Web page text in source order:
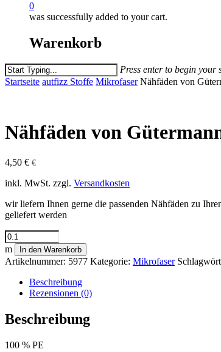
0
was successfully added to your cart.
Warenkorb
Press enter to begin your
Close
Startseite autfizz Stoffe Mikrofaser Nähfäden von
Nähfäden von
4,50 € €
inkl. MwSt. zzgl. Versandkosten
wir liefern Ihnen gerne die passenden Nähfäden zu
geliefert werden
Nähfäden
von
Gütermann
Menge
m In den Warenkorb
Artikelnummer: 5977 Kategorie: Mikrofaser
Beschreibung
Rezensionen (0)
Beschreibung
100 % PE